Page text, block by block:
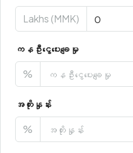
Lakhs (MMK)
ကနဦးငွေပေးချေမှု
%
အတိုးနှုန်း
%